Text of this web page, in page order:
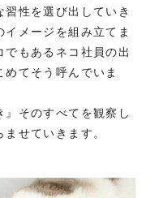
性を選び出していき
メージを組み立てま
もあるネコ社員の出
てそう呼んでいま
そのすべてを観察し
せていきます。